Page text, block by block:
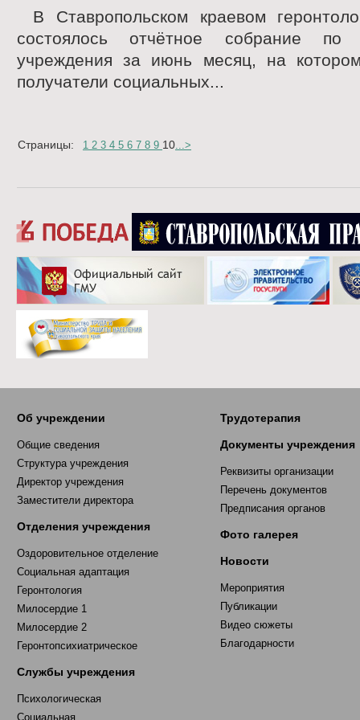
В Ставропольском краевом
состоялось отчётное собрание по
учреждения за июнь месяц, на котором
получатели социальных...
Страницы: 1 2 3 4 5 6 7 8 9 10...>
Об учреждении
Общие сведения
Структура учреждения
Директор учреждения
Заместители директора
Отделения учреждения
Оздоровительное отделение
Социальная адаптация
Геронтология
Милосердие 1
Милосердие 2
Геронтопсихиатрическое
Службы учреждения
Психологическая
Социальная
Трудотерапия
Документы учреждения
Реквизиты организации
Перечень документов
Предписания органов
Фото галерея
Новости
Мероприятия
Публикации
Видео сюжеты
Благодарности